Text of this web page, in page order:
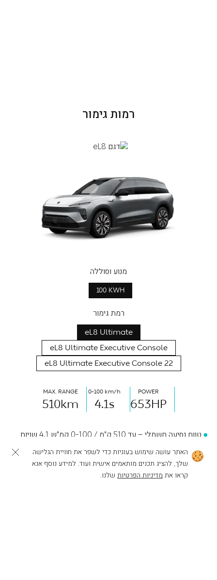
רמות גימור
מנוע וסוללה
100 KWH
רמת גימור
eL8 Ultimate
eL8 Ultimate Executive Console
eL8 Ultimate Executive Console 22
POWER
653HP
0-100 km/h
4.1s
MAX. RANGE
510km
טווח נסיעה חשמלי – עד 510 ק"מ / 0-100 קמ"ש 4.1 שניות
הספק מרבי (כ"ס) 653 כ"ס / Intelligent E-AWD
מערך בטיחות – Aquila Technology
לפעולות נוספות
האתר עושה שימוש בעוגיות כדי לשפר את חוויית הגלישה
שלך, להציג תכנים מותאמים אישית ועוד. למידע נוסף אנא
קראו את מדיניות הפרטיות שלנו.